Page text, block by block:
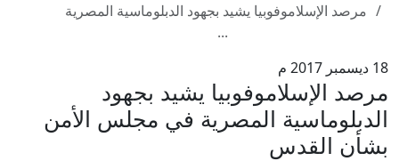
مرصد الإسلاموفوبيا يشيد بجهود الدبلوماسية المصرية
...
18 ديسمبر 2017 م
مرصد الإسلاموفوبيا يشيد بجهود
الدبلوماسية المصرية في مجلس الأمن
بشأن القدس